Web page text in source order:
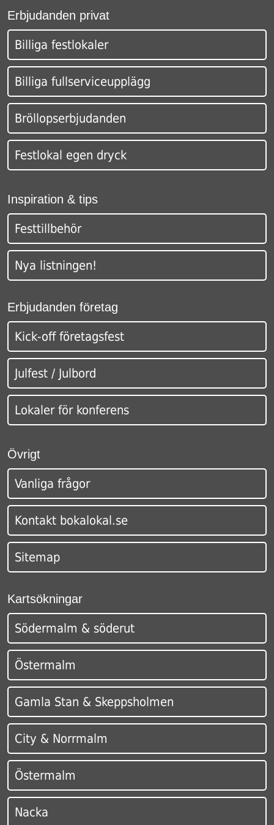
Erbjudanden privat
Billiga festlokaler
Billiga fullserviceupplägg
Bröllopserbjudanden
Festlokal egen dryck
Inspiration & tips
Festtillbehör
Nya listningen!
Erbjudanden företag
Kick-off företagsfest
Julfest / Julbord
Lokaler för konferens
Övrigt
Vanliga frågor
Kontakt bokalokal.se
Sitemap
Kartsökningar
Södermalm & söderut
Östermalm
Gamla Stan & Skeppsholmen
City & Norrmalm
Östermalm
Nacka